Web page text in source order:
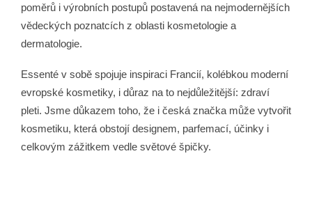
poměrů i výrobních postupů postavená na nejmodernějších
vědeckých poznatcích z oblasti kosmetologie a
dermatologie.
Essenté v sobě spojuje inspiraci Francií, kolébkou moderní
evropské kosmetiky, i důraz na to nejdůležitější: zdraví
pleti. Jsme důkazem toho, že i česká značka může vytvořit
kosmetiku, která obstojí designem, parfemací, účinky i
celkovým zážitkem vedle světové špičky.
e
m
ESSENTÉ
PREMIUM
HYDRATAČNÍ
KRÉM
590